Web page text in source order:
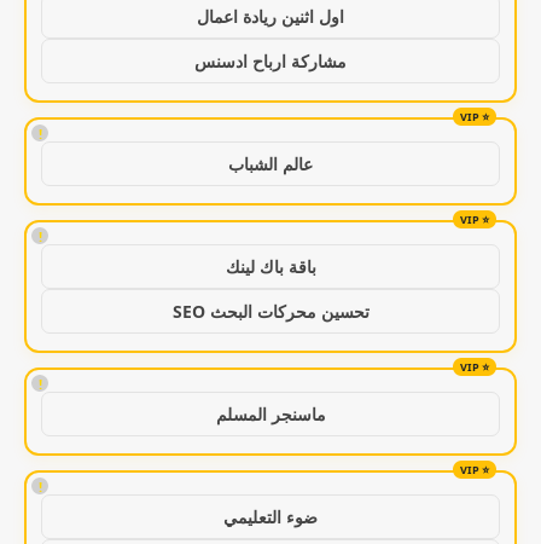
اول اثنين ريادة اعمال
مشاركة ارباح ادسنس
!
عالم الشباب
!
باقة باك لينك
تحسين محركات البحث SEO
!
ماسنجر المسلم
!
ضوء التعليمي